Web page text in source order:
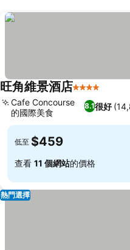
旺角維景酒店4 星級
8.1很好
Cafe Concourse
的國際美食
低至 $459
查看 11 個網站的價格
熱門選擇